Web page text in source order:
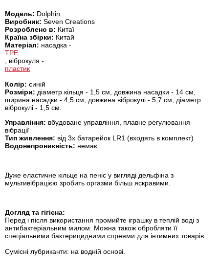
Модель: Dolphin
Виробник: Seven Creations
Розроблено в: Китаї
Країна збірки: Китай
Матеріал: насадка -
TPE
, віброкуля -
пластик
Колір: синій
Розміри: діаметр кільця - 1,5 см, довжина насадки - 14 см,
ширина насадки - 4,5 см, довжина віброкулі - 5,7 см, діаметр
віброкулі - 1,5 см.
Управління: вбудоване управління, плавне регулювання
вібрації
Тип живлення: від 3х батарейок LR1 (входять в комплект)
Водонепроникність: немає
Дуже еластичне кільце на пеніс у вигляді дельфіна з
мультивібрацією зробить оргазми більш яскравими.
Догляд та гігієна:
Перед і після використання промийте іграшку в теплій воді з
антибактеріальним милом. Можна також обробляти її
спеціальними бактерицидними спреями для інтимних товарів.
Сумісні лубриканти: на водній основі.